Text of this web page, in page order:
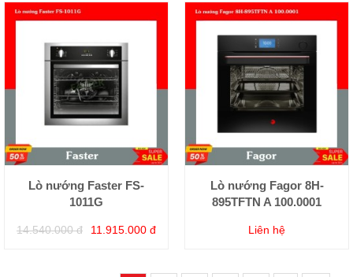
Lò nướng Faster FS-
1011G
14.540.000 đ 11.915.000 đ
Lò nướng Fagor 8H-
895TFTN A 100.0001
Liên hệ